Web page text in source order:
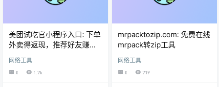
美团试吃官小程序入口: 下单
外卖得返现，推荐好友赚佣
金奖励
网络工具
0 1.7k
mrpacktozip.com: 免费在线
mrpack转zip工具
网络工具
0 719